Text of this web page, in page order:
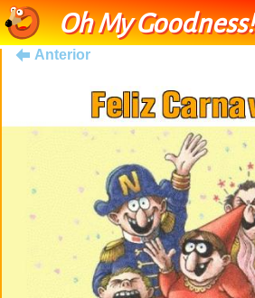
Oh My Goodness!
Anterior